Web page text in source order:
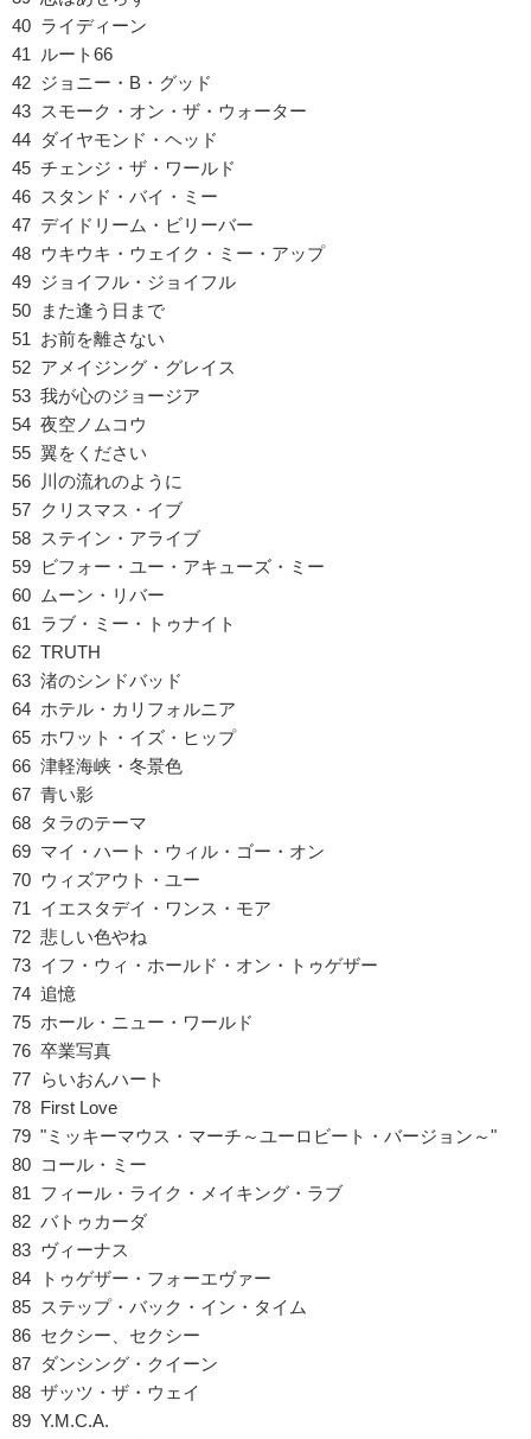
40 ライディーン
41 ルート66
42 ジョニー・B・グッド
43 スモーク・オン・ザ・ウォーター
44 ダイヤモンド・ヘッド
45 チェンジ・ザ・ワールド
46 スタンド・バイ・ミー
47 デイドリーム・ビリーバー
48 ウキウキ・ウェイク・ミー・アップ
49 ジョイフル・ジョイフル
50 また逢う日まで
51 お前を離さない
52 アメイジング・グレイス
53 我が心のジョージア
54 夜空ノムコウ
55 翼をください
56 川の流れのように
57 クリスマス・イブ
58 ステイン・アライブ
59 ビフォー・ユー・アキューズ・ミー
60 ムーン・リバー
61 ラブ・ミー・トゥナイト
62 TRUTH
63 渚のシンドバッド
64 ホテル・カリフォルニア
65 ホワット・イズ・ヒップ
66 津軽海峡・冬景色
67 青い影
68 タラのテーマ
69 マイ・ハート・ウィル・ゴー・オン
70 ウィズアウト・ユー
71 イエスタデイ・ワンス・モア
72 悲しい色やね
73 イフ・ウィ・ホールド・オン・トゥゲザー
74 追憶
75 ホール・ニュー・ワールド
76 卒業写真
77 らいおんハート
78 First Love
79 "ミッキーマウス・マーチ～ユーロビート・バージョン～"
80 コール・ミー
81 フィール・ライク・メイキング・ラブ
82 バトゥカーダ
83 ヴィーナス
84 トゥゲザー・フォーエヴァー
85 ステップ・バック・イン・タイム
86 セクシー、セクシー
87 ダンシング・クイーン
88 ザッツ・ザ・ウェイ
89 Y.M.C.A.